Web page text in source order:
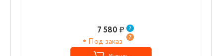
7 580 ₽
Под заказ